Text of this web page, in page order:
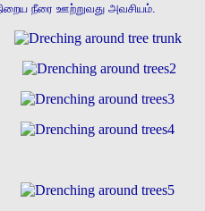
நீரை ஊற்றுவது அவசியம்.